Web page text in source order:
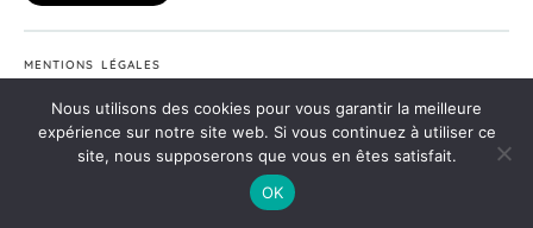
MENTIONS LÉGALES
©2020
MONTE TA SOIRÉE
Nous utilisons des cookies pour vous garantir la meilleure
expérience sur notre site web. Si vous continuez à utiliser ce
site, nous supposerons que vous en êtes satisfait.
OK